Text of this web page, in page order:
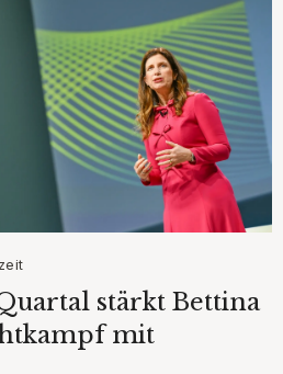
stärkt Bettina
mit